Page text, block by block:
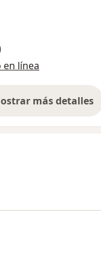
en línea
más detalles
sobre la